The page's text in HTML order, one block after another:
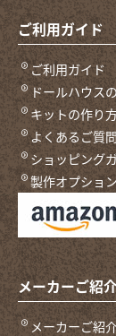
ご利用ガイド
ご利用ガイド
ドールハウス
キットの作り
よくあるご質問
ショッピング
製作オプショ
メーカーご紹
メーカーご紹